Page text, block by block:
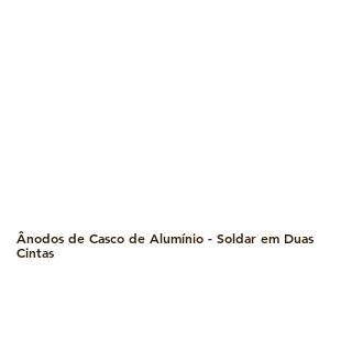
Ânodos de Casco de Alumínio - Soldar em Duas
Cintas